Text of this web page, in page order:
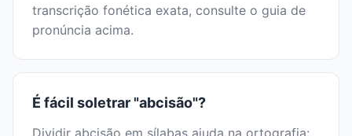
transcrição fonética exata, consulte o guia de
pronúncia acima.
É fácil soletrar "abcisão"?